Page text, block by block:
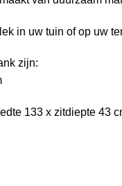
in uw tuin of op uw
zijn:
133 x zitdiepte 43